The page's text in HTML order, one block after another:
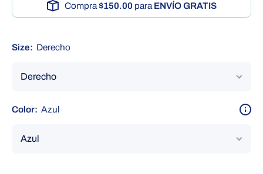
Compra$150.00 para ENVÍO GRATIS
Size: Derecho
Color: Azul